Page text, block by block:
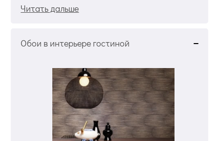
Читать дальше
Обои в интерьере гостиной